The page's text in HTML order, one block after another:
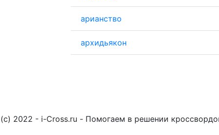
арианство
архидьякон
(c) 2022 - i-Cross.ru - Помогаем в решении